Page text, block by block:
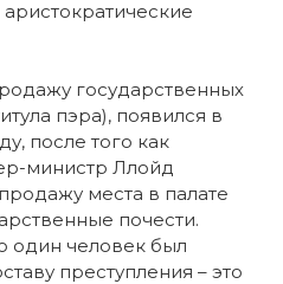
государственных
пэра), появился в
после того как
министр Ллойд
места в палате
почести.
один человек был
преступления – это